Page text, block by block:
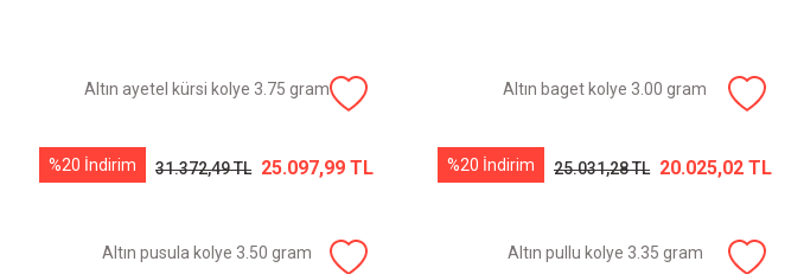
Altın ayetel kürsi kolye 3.75 gram
%20 İndirim 31.372,49 TL 25.097,99 TL
Altın baget kolye 3.00 gram
%20 İndirim 25.031,28 TL 20.025,02 TL
Altın pusula kolye 3.50 gram Altın pullu kolye 3.35 gram